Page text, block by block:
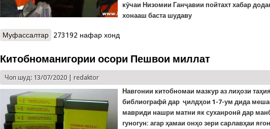
кӯчаи Низомии Ганҷавии пойтахт хабар
хонааш баста шудаву
Муфассалтар о Даркушоӣ кун на дарбандӣ...
273192 нафар хонд
Китобноманигории осори Пешвои миллат
Чоп шуд: 13/07/2020 |redaktor
Навгонии китобномаи мазкур аз лиҳози
библиографӣ дар ҷилдҳои 1-7-ум дида
мавриди нашри матни як суханронӣ дар
гуногун: агар ҳамаи онҳо зери сарлавҳаи